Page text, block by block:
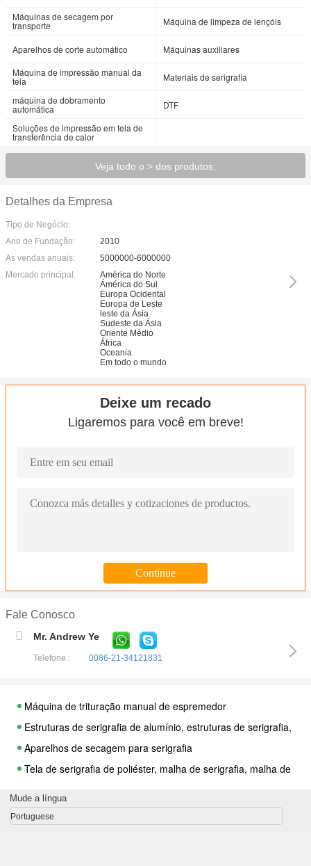
Máquinas de secagem por
transporte Máquina de limpeza de lençóis
Aparelhos de corte automático
Máquinas auxiliares
Máquina de impressão manual da
tela
Materiais de serigrafia
máquina de dobramento
automática
DTF
Soluções de impressão em tela de
transferência de calor
Veja todo o > dos produtos;
Detalhes da Empresa
Tipo de Negócio:
Ano de Fundação:
2010
As vendas anuais:
5000000-6000000
Mercado principal:
América do Norte
Ámérica do Sul
Europa Ocidental
Europa de Leste
leste da Ásia
Sudeste da Ásia
Oriente Médio
África
Oceania
Em todo o mundo
Deixe um recado
Ligaremos para você em breve!
Fale Conosco
Mr. Andrew Ye
Telefone : 0086-21-34121831
Máquina de trituração manual de espremedor
Estruturas de serigrafia de alumínio, estruturas de serigrafia,
Aparelhos de secagem para serigrafia
Tela de serigrafia de poliéster, malha de serigrafia, malha de
Máquinas para a impressão por serigrafia
Mude a língua
Portuguese